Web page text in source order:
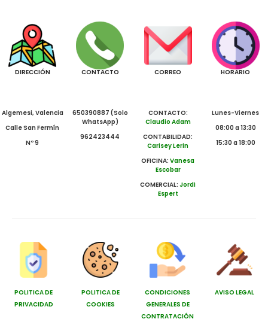
DIRECCIÓN
Algemesi, Valencia
Calle San Fermín
Nº 9
CONTACTO
650390887 (Solo
WhatsApp)
962423444
CORREO
CONTACTO:
Claudio Adam
CONTABILIDAD:
Carisey Lerin
OFICINA:Vanesa
Escobar
COMERCIAL:Jordi
Espert
HORARIO
Lunes-Viernes
08:00 a 13:30
15:30 a 18:00
POLITICA DE
PRIVACIDAD
POLITICA DE
COOKIES
CONDICIONES
GENERALES DE
CONTRATACIÓN
AVISO LEGAL